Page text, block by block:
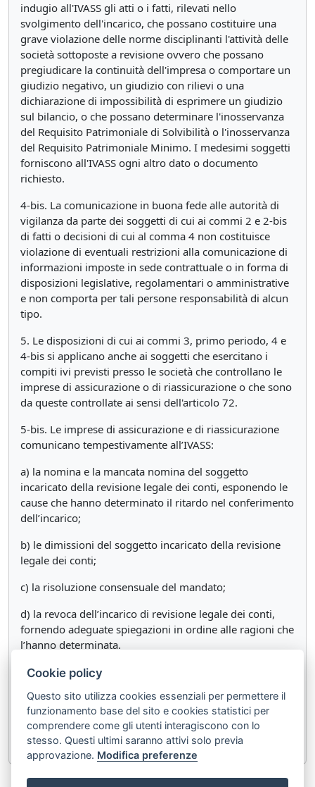
indugio all'IVASS gli atti o i fatti, rilevati nello
svolgimento dell'incarico, che possano costituire una
grave violazione delle norme disciplinanti l'attività delle
società sottoposte a revisione ovvero che possano
pregiudicare la continuità dell'impresa o comportare un
giudizio negativo, un giudizio con rilievi o una
dichiarazione di impossibilità di esprimere un giudizio
sul bilancio, o che possano determinare l'inosservanza
del Requisito Patrimoniale di Solvibilità o l'inosservanza
del Requisito Patrimoniale Minimo. I medesimi soggetti
forniscono all'IVASS ogni altro dato o documento
richiesto.
4-bis. La comunicazione in buona fede alle autorità di
vigilanza da parte dei soggetti di cui ai commi 2 e 2-bis
di fatti o decisioni di cui al comma 4 non costituisce
violazione di eventuali restrizioni alla comunicazione di
informazioni imposte in sede contrattuale o in forma di
disposizioni legislative, regolamentari o amministrative
e non comporta per tali persone responsabilità di alcun
tipo.
5. Le disposizioni di cui ai commi 3, primo periodo, 4 e
4-bis si applicano anche ai soggetti che esercitano i
compiti ivi previsti presso le società che controllano le
imprese di assicurazione o di riassicurazione o che sono
da queste controllate ai sensi dell'articolo 72.
5-bis. Le imprese di assicurazione e di riassicurazione
comunicano tempestivamente all’IVASS:
a) la nomina e la mancata nomina del soggetto
incaricato della revisione legale dei conti, esponendo le
cause che hanno determinato il ritardo nel conferimento
dell’incarico;
b) le dimissioni del soggetto incaricato della revisione
legale dei conti;
c) la risoluzione consensuale del mandato;
d) la revoca dell’incarico di revisione legale dei conti,
fornendo adeguate spiegazioni in ordine alle ragioni che
l’hanno determinata.
5-ter. L’IVASS stabilisce modalità e termini per l’invio
mancata nomina del soggetto incaricato della revisione
legale dei conti, l’IVASS adotta i provvedimenti cautelari,
autoritativi e sanzionatori previsti dal codice.
Cookie policy
Questo sito utilizza cookies essenziali per permettere il
funzionamento base del sito e cookies statistici per
comprendere come gli utenti interagiscono con lo
stesso. Questi ultimi saranno attivi solo previa
approvazione. Modifica preferenze